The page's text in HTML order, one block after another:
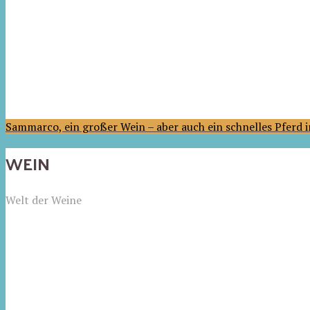
Sammarco, ein großer Wein – aber auch ein schnelles Pferd
WEIN
Welt der Weine